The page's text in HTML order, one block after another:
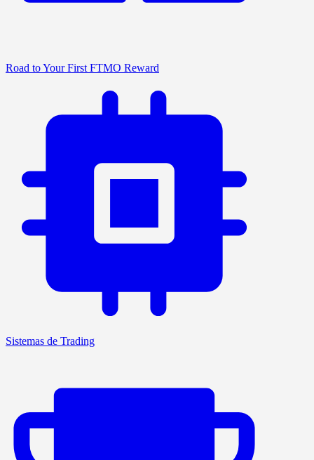
Road to Your First FTMO Reward
Sistemas de Trading